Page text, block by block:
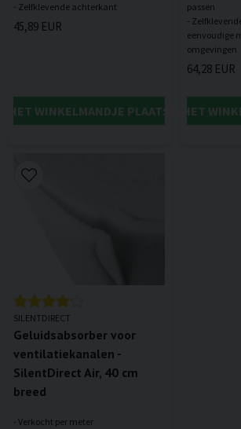
45,89 EUR
HET WINKELMANDJE PLAATSEN
passen
-
eenvoudige
64,28 EUR
IN HET
SILENTDIRECT
Geluidsabsorber voor
ventilatiekanalen -
SilentDirect Air, 40 cm
breed
- Verkocht per meter